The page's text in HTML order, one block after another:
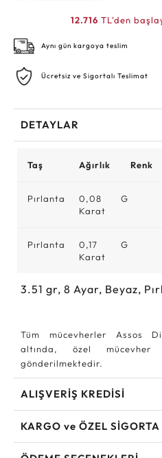
12.716 TL'den
Aynı gün kargoya teslim
Ücretsiz ve Sigortalı Teslimat
DETAYLAR
Taş Ağırlık Renk
Pırlanta
0,08
Karat
G
Pırlanta
0,17
Karat
G
3.51 gr, 8 Ayar, Beyaz,
Tüm mücevherler Assos
altında, özel mücevher
gönderilmektedir.
ALIŞVERİŞ KREDİSİ
KARGO ve ÖZEL SİGORTA